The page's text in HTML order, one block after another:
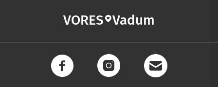
VORES Vadum